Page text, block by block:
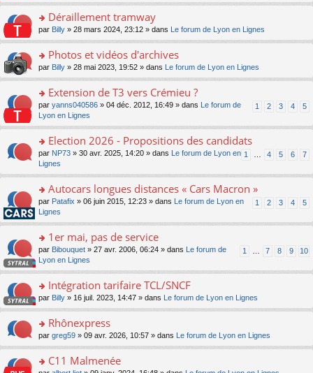
c
e
nt
le
u
s
ré
c
e
o
n
lu
pl
u
s
ré
c
e
s
a
e
o
n
lu
pl
u
s
ré
c
e
nt
le
m
e
s
a
g
e
n
o
n
pl
u
s
ré
c
nt
o
n
ult
er
le
m
e
s
g
e
n
o
n
le
s
ré
e
Déraillement tramway
par Billy » 28 mars 2024, 23:12 » dans Le forum de Lyon en Lignes
o
n
ult
er
le
m
e
s
s
e
n
o
n
lu
pl
ré
c
e
Photos et vidéos d'archives
par Billy » 28 mai 2023, 19:52 » dans Le forum de Lyon en Lignes
o
s
er
le
m
e
s
s
a
n
o
n
lu
le
u
ré
c
e
Extension de T3 vers Crémieu ?
1 2 3 4 5
par yanns040586 » 04 déc. 2012, 16:49 » dans
Le forum de
Lyon en Lignes
o
s
er
le
m
e
s
s
a
n
o
n
lu
pl
s
Election 2026 - Propositions des candidats
1 4 5 6 7
par NP73 » 30 avr. 2025, 14:20 » dans
Le forum de Lyon en
Lignes
o
s
er
le
m
e
s
s
e
n
o
n
Autocars longues distances « Cars Macron »
1 2 3 4 5
par Patafix » 06 juin 2015, 12:23 » dans
Le forum de Lyon en
Lignes
o
s
er
le
m
e
s
g
1er mai, pas de service
1 7 8 9 10
par Bibouquet » 27 avr. 2006, 06:24 » dans
Le forum de
Lyon en Lignes
o
n
ult
er
le
m
e
Intégration tarifaire TCL/SNCF
par Billy » 16 juil. 2023, 14:47 » dans Le forum de Lyon en Lignes
o
n
ult
Rhônexpress
par greg59 » 09 avr. 2026, 10:57 » dans Le forum de Lyon en Lignes
C11 Malmenée